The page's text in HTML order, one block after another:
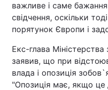
важливе і саме
свідчення, оскільки
порятунок Європи і
Екс-глава
заявив, що при
влада і опозиція
"Опозиція має, якщо це